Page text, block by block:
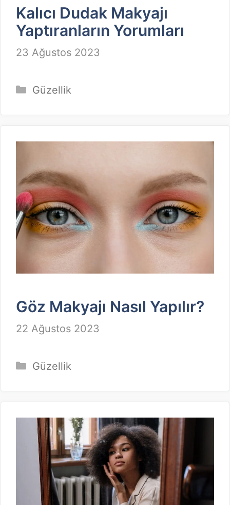
Kalıcı Dudak Makyajı
Yaptıranların Yorumları
23 Ağustos 2023
Kategoriler
Güzellik
Göz Makyajı Nasıl Yapılır?
22 Ağustos 2023
Kategoriler
Güzellik